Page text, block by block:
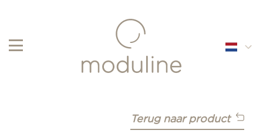
Nederlands
Terug naar product